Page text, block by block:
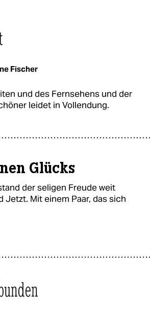
Fischer
und des Fernsehens und der
leidet in Vollendung.
Glücks
der seligen Freude weit
Mit einem Paar, das sich